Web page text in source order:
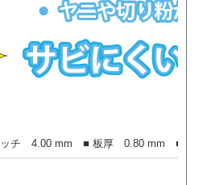
チ 4.00 mm ■ 板厚 0.80 mm ■ 切